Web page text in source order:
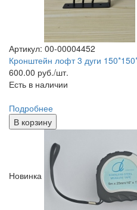
Артикул: 00-00004452
Кронштейн лофт 3 дуги
600.00 руб./шт.
Есть в наличии
Подробнее
В корзину
Новинка